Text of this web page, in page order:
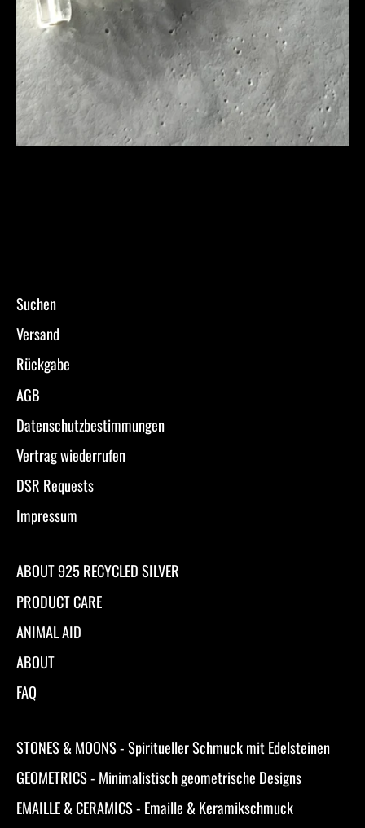
Suchen
Versand
Rückgabe
AGB
Datenschutzbestimmungen
Vertrag wiederrufen
DSR Requests
Impressum
ABOUT 925 RECYCLED SILVER
PRODUCT CARE
ANIMAL AID
ABOUT
FAQ
STONES & MOONS - Spiritueller Schmuck mit Edelsteinen
GEOMETRICS - Minimalistisch geometrische Designs
EMAILLE & CERAMICS - Emaille & Keramikschmuck